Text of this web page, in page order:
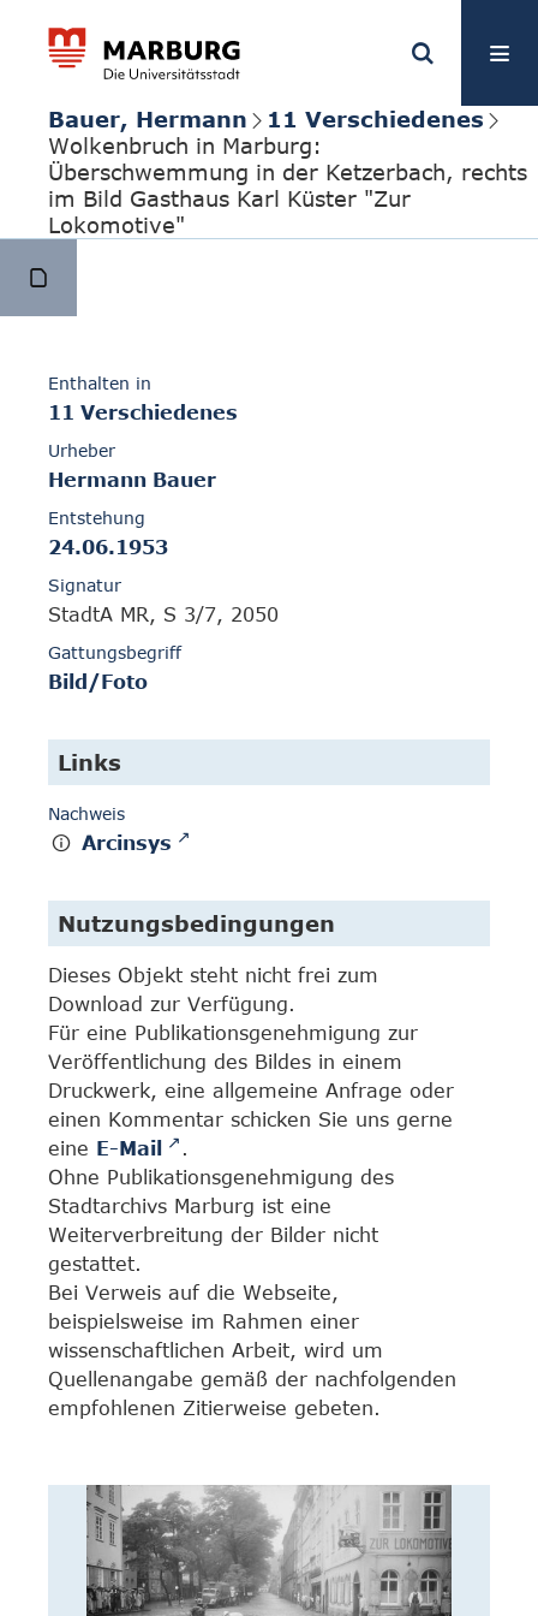
Bauer, Hermann
11 Verschiedenes
Wolkenbruch in Marburg:
Überschwemmung in der Ketzerbach, rechts
im Bild Gasthaus Karl Küster "Zur
Lokomotive"
Enthalten in
11 Verschiedenes
Urheber
Hermann Bauer
Entstehung
24.06.1953
Signatur
StadtA MR, S 3/7, 2050
Gattungsbegriff
Bild/Foto
Links
Nachweis
Arcinsys
Nutzungsbedingungen
Dieses Objekt steht nicht frei zum
Download zur Verfügung.
Für eine Publikationsgenehmigung zur
Veröffentlichung des Bildes in einem
Druckwerk, eine allgemeine Anfrage oder
einen Kommentar schicken Sie uns gerne
eine E-Mail
.
Ohne Publikationsgenehmigung des
Stadtarchivs Marburg ist eine
Weiterverbreitung der Bilder nicht
gestattet.
Bei Verweis auf die Webseite,
beispielsweise im Rahmen einer
wissenschaftlichen Arbeit, wird um
Quellenangabe gemäß der nachfolgenden
empfohlenen Zitierweise gebeten.